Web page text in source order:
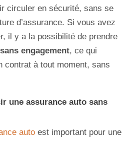
circuler en sécurité, sans se
d’assurance. Si vous avez
il y a la possibilité de prendre
engagement, ce qui
contrat à tout moment, sans
une assurance auto sans
auto est important pour une